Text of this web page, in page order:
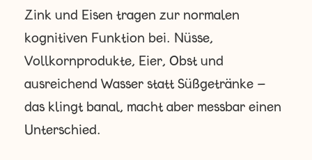
Zink und Eisen tragen zur normalen
kognitiven Funktion bei. Nüsse,
Vollkornprodukte, Eier, Obst und
ausreichend Wasser statt Süßgetränke –
das klingt banal, macht aber messbar einen
Unterschied.